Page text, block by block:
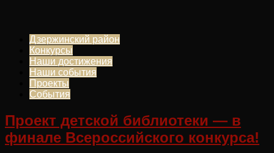
Дзержинский район
Конкурсы
Наши достижения
Наши события
Проекты
События
Проект детской библиотеки — в
финале Всероссийского конкурса!